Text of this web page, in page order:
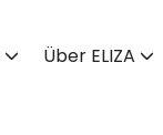
Über ELIZA